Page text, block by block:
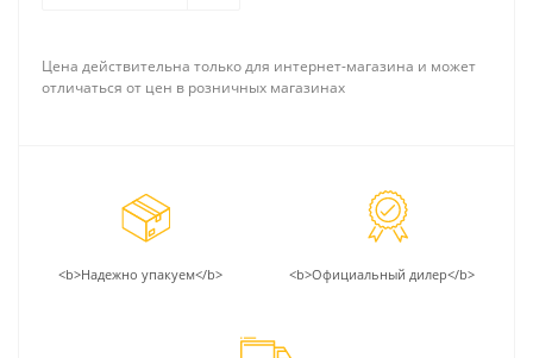
Цена действительна только для интернет-магазина и может
отличаться от цен в розничных магазинах
<b>Надежно упакуем</b> <b>Официальный дилер</b>